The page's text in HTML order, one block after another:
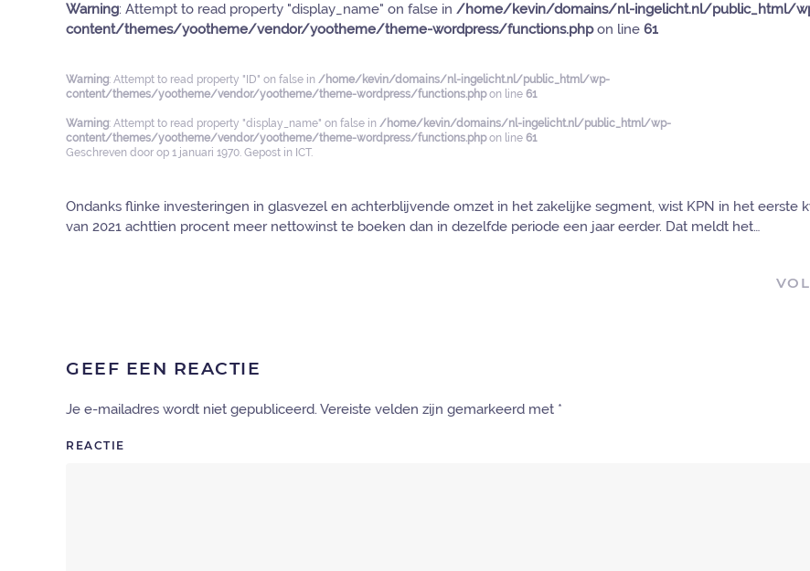
Warning: Attempt to read property "display_name" on false in /home/kevin/domains/nl-ingelicht.nl/public_html/
content/themes/yootheme/vendor/yootheme/theme-wordpress/functions.phpon line 61
Warning: Attempt to read property "ID" on false in /home/kevin/domains/nl-ingelicht.nl/public_html/wp-
content/themes/yootheme/vendor/yootheme/theme-wordpress/functions.phpon line 61
Warning: Attempt to read property "display_name" on false in /home/kevin/domains/nl-ingelicht.nl/public_html/wp-
content/themes/yootheme/vendor/yootheme/theme-wordpress/functions.phpon line 61
Geschreven door op 1 januari 1970. Gepost in ICT.
Ondanks flinke investeringen in glasvezel en achterblijvende omzet in het zakelijke segment, wist KPN in het eerste
van 2021 achttien procent meer nettowinst te boeken dan in dezelfde periode een jaar eerder. Dat meldt het…
GEEF EEN REACTIE
Je e-mailadres wordt niet gepubliceerd. Vereiste velden zijn gemarkeerd met *
REACTIE